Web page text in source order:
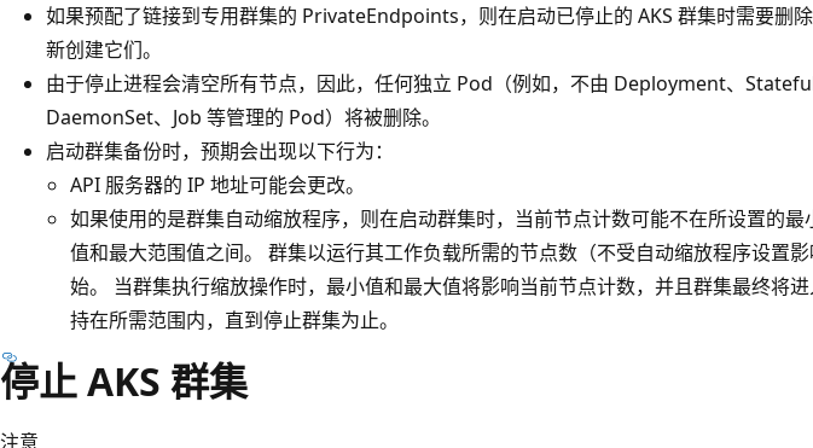
如果预配了链接到专用群集的 PrivateEndpoints，则在启动已停止的 AKS 群集时需要删
新创建它们。
由于停止进程会清空所有节点，因此，任何独立 Pod（例如，不由 Deployment、
DaemonSet、Job 等管理的 Pod）将被删除。
启动群集备份时，预期会出现以下行为：
API 服务器的 IP 地址可能会更改。
如果使用的是群集自动缩放程序，则在启动群集时，当前节点计数可能不在所设置的最
值和最大范围值之间。 群集以运行其工作负载所需的节点数（不受自动缩放程序设置
始。 当群集执行缩放操作时，最小值和最大值将影响当前节点计数，并且群集最终将
持在所需范围内，直到停止群集为止。
停止 AKS 群集
注意